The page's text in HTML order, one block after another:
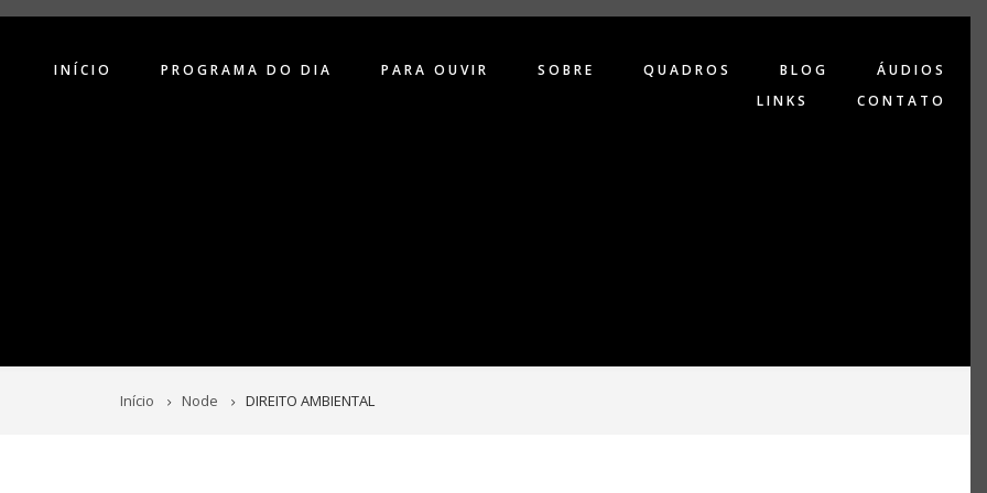
INÍCIO PROGRAMA DO DIA PARA OUVIR SOBRE QUADROS BLOG
ÁUDIOS
LINKS
CONTATO
Início Node DIREITO AMBIENTAL